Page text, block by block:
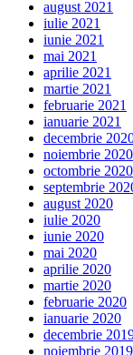
august 2021
iulie 2021
iunie 2021
mai 2021
aprilie 2021
martie 2021
februarie 2021
ianuarie 2021
decembrie
noiembrie 2020
octombrie 2020
septembrie
august 2020
iulie 2020
iunie 2020
mai 2020
aprilie 2020
martie 2020
februarie 2020
ianuarie 2020
decembrie
noiembrie 2019